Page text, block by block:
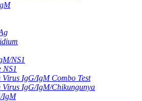
NS1
IgG/IgM Combo Test
Virus IgG/IgM/Chikungunya
IgM